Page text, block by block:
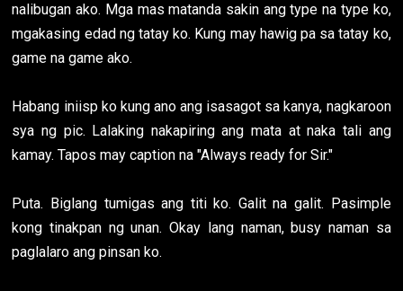
nalibugan ako. Mga mas matanda sakin ang type na type ko,
mgakasing edad ng tatay ko. Kung may hawig pa sa tatay ko,
game na game ako.
Habang iniisp ko kung ano ang isasagot sa kanya, nagkaroon
sya ng pic. Lalaking nakapiring ang mata at naka tali ang
kamay. Tapos may caption na "Always ready for Sir."
Puta. Biglang tumigas ang titi ko. Galit na galit. Pasimple
kong tinakpan ng unan. Okay lang naman, busy naman sa
paglalaro ang pinsan ko.